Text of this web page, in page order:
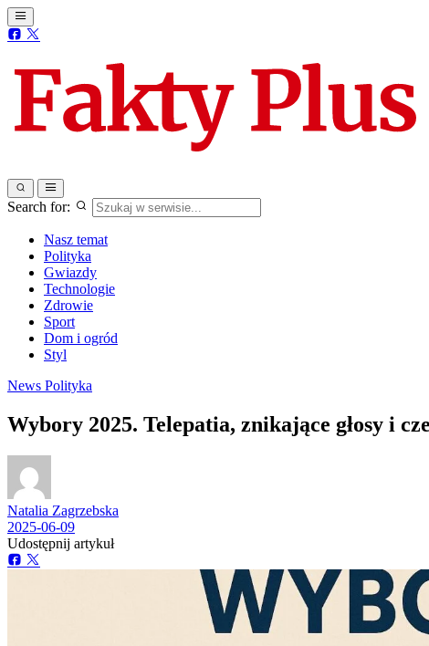
Search for:
Nasz temat
Polityka
Gwiazdy
Technologie
Zdrowie
Sport
Dom i ogród
Styl
News Polityka
Wybory 2025. Telepatia, znikające głosy i
Natalia Zagrzebska
2025-06-09
Udostępnij artykuł